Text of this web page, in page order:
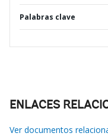
Palabras clave
ENLACES
Ver documentos